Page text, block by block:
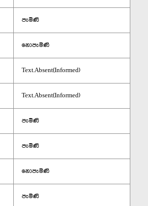
පැමිණි
නොපැමිණි
Text.Absent(Informed)
Text.Absent(Informed)
පැමිණි
පැමිණි
නොපැමිණි
පැමිණි